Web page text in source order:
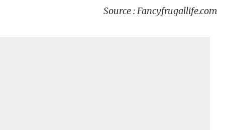
Source : Fancyfrugallife.com